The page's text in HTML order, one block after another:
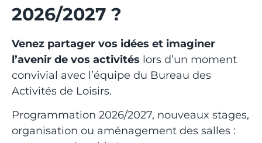
2026/2027 ?
Venez partager vos idées et imaginer
l’avenir de vos activités lors d’un moment
convivial avec l’équipe du Bureau des
Activités de Loisirs.
Programmation 2026/2027, nouveaux stages,
organisation ou aménagement des salles :